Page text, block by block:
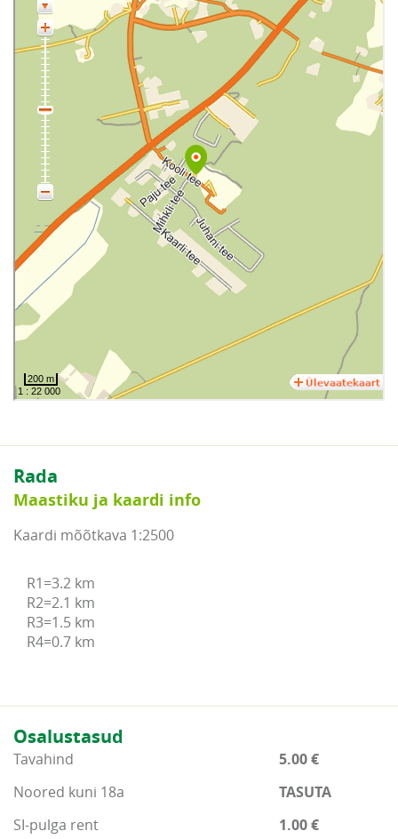
Rada
Maastiku ja kaardi info
Kaardi mõõtkava 1:2500
R1=3.2 km
R2=2.1 km
R3=1.5 km
R4=0.7 km
Osalustasud
Tavahind
5.00 €
Noored kuni 18a
TASUTA
SI-pulga rent
1.00 €